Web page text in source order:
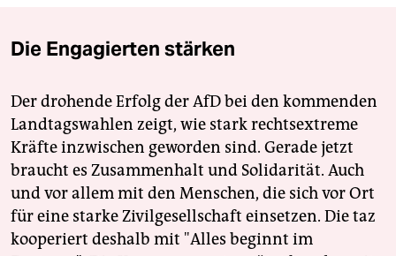
Die Engagierten stärken
Der drohende Erfolg der AfD bei den kommenden
Landtagswahlen zeigt, wie stark rechtsextreme
Kräfte inzwischen geworden sind. Gerade jetzt
braucht es Zusammenhalt und Solidarität. Auch
und vor allem mit den Menschen, die sich vor Ort
für eine starke Zivilgesellschaft einsetzen. Die taz
kooperiert deshalb mit "Alles beginnt im